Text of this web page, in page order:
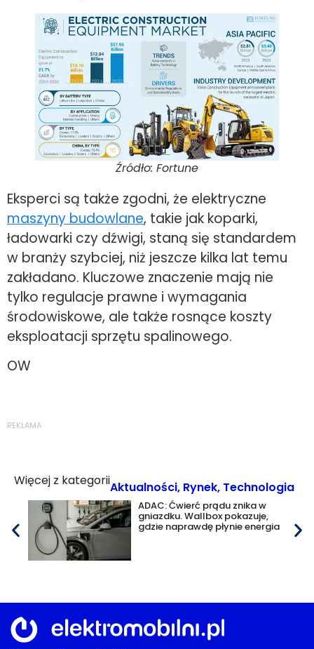
Źródło: Fortune
Eksperci są także zgodni, że elektryczne
maszyny budowlane, takie jak koparki,
ładowarki czy dźwigi, staną się standardem
w branży szybciej, niż jeszcze kilka lat temu
zakładano. Kluczowe znaczenie mają nie
tylko regulacje prawne i wymagania
środowiskowe, ale także rosnące koszty
eksploatacji sprzętu spalinowego.
OW
REKLAMA
Więcej z kategoriiAktualności, Rynek, Technologia
ADAC: Ćwierć prądu znika w
gniazdku. Wallbox pokazuje,
gdzie naprawdę płynie energia